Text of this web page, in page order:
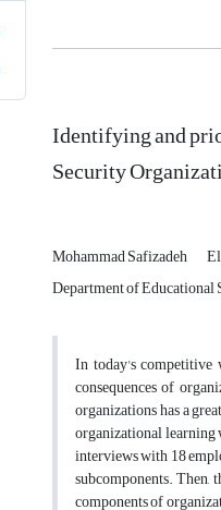
Identifying and
Security
Mohammad Safizadeh
Department of Educational
In today's competitive
consequences of
organizations has a
organizational learning
interviews with 18
subcomponents.
components of